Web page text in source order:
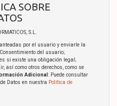
SOBRE
S.L.
por el usuario y enviarle la
del usuario;
si existe una obligación legal;
así como otros derechos, como se
Adicional : Puede consultar
Datos en nuestra Política de